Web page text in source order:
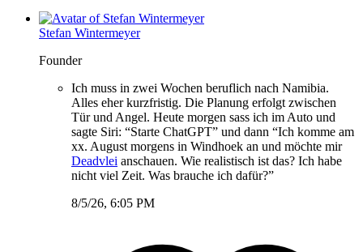
Stefan Wintermeyer
Founder
Ich muss in zwei Wochen beruflich nach Namibia.
Alles eher kurzfristig. Die Planung erfolgt zwischen
Tür und Angel. Heute morgen sass ich im Auto und
sagte Siri: “Starte ChatGPT” und dann “Ich komme am
xx. August morgens in Windhoek an und möchte mir
Deadvlei anschauen. Wie realistisch ist das? Ich habe
nicht viel Zeit. Was brauche ich dafür?”
8/5/26, 6:05 PM